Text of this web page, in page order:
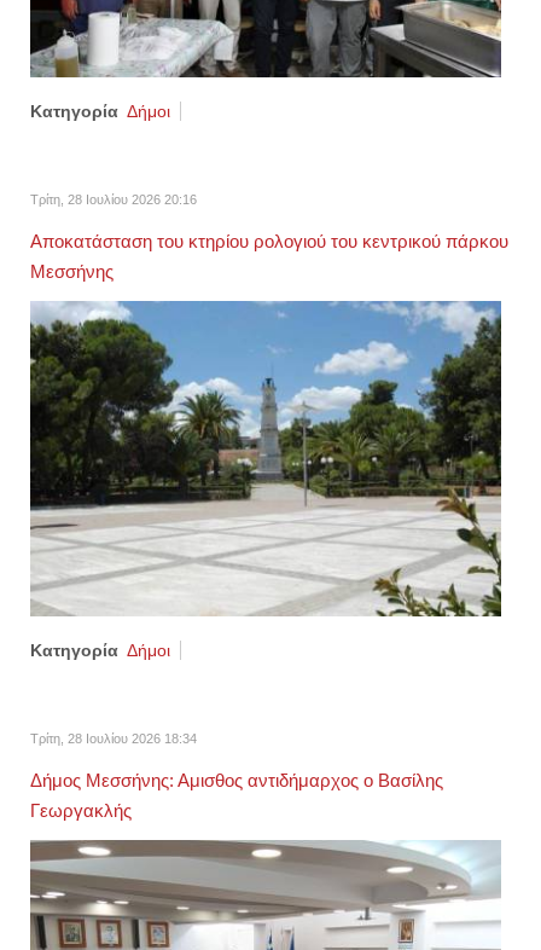
Κατηγορία Δήμοι
Τρίτη, 28 Ιουλίου 2026 20:16
Αποκατάσταση του κτηρίου ρολογιού του κεντρικού πάρκου
Μεσσήνης
Κατηγορία Δήμοι
Τρίτη, 28 Ιουλίου 2026 18:34
Δήμος Μεσσήνης: Αμισθος αντιδήμαρχος ο Βασίλης
Γεωργακλής